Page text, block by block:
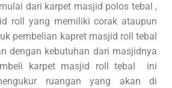
dari karpet masjid polos tebal ,
roll yang memiliki corak ataupun
pembelian kapret masjid roll tebal
dengan kebutuhan dari masjidnya
karpet masjid roll tebal ini
ruangan yang akan di